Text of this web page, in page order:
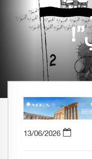
13/06/2026